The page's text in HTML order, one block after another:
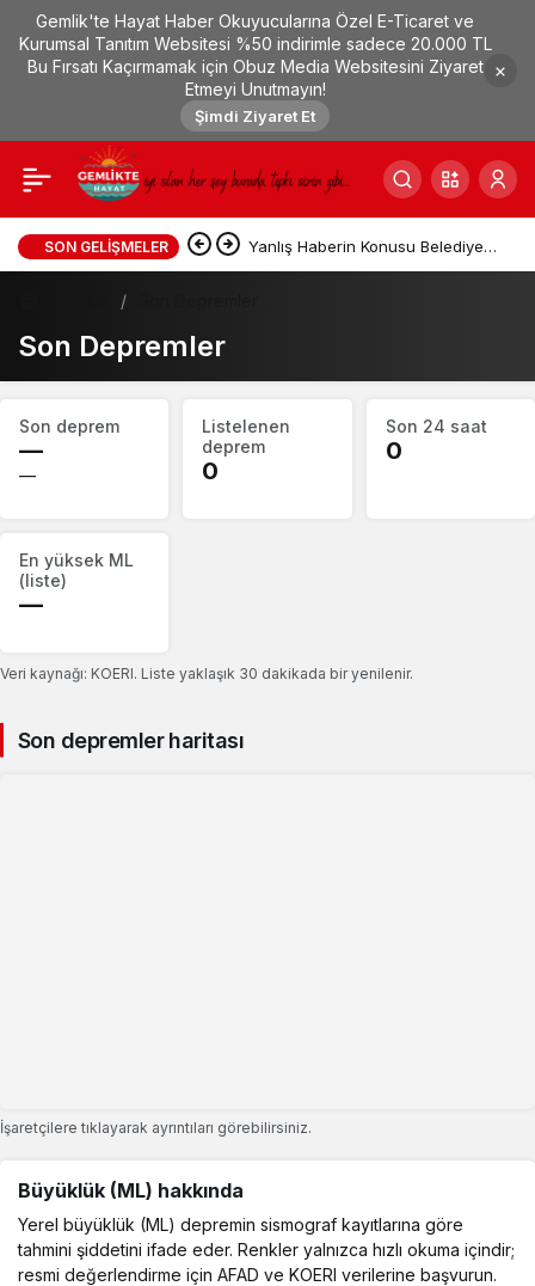
Gemlik'te Hayat Haber Okuyucularına Özel E-Ticaret ve
Kurumsal Tanıtım Websitesi %50 indirimle sadece 20.000 TL
Bu Fırsatı Kaçırmamak için Obuz Media Websitesini Ziyaret
Etmeyi Unutmayın!
Şimdi Ziyaret Et
SON GELIŞMELER Yanlış Haberin Konusu Belediye
Son Depremler
Deprem
özeti
Son deprem
—
—
Listelenen
deprem
0
Son 24 saat
0
En yüksek ML
(liste)
—
Veri kaynağı: KOERI. Liste yaklaşık 30 dakikada bir yenilenir.
Son depremler haritası
İşaretçilere tıklayarak ayrıntıları görebilirsiniz.
Büyüklük (ML) hakkında
Yerel büyüklük (ML) depremin sismograf kayıtlarına göre
tahmini şiddetini ifade eder. Renkler yalnızca hızlı okuma içindir;
resmi değerlendirme için AFAD ve KOERI verilerine başvurun.